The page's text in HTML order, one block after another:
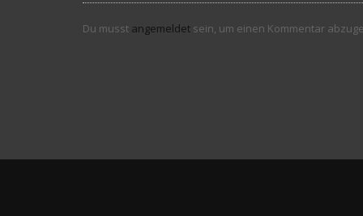
Du musst angemeldet sein, um einen Kommentar